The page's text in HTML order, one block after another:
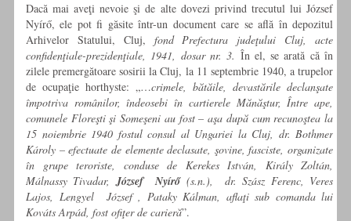
Dacă mai aveţi nevoie şi de alte dovezi privind trecutul lui József
Nyírő, ele pot fi găsite într-un document care se află în depozitul
Arhivelor Statului, Cluj, fond Prefectura judeţului Cluj, acte
confidenţiale-prezidenţiale, 1941, dosar nr. 3. În el, se arată că în
zilele premergătoare sosirii la Cluj, la 11 septembrie 1940, a trupelor
de ocupaţie horthyste: „…crimele, bătăile, devastările declanşate
împotriva românilor, îndeosebi în cartierele Mănăştur, Între ape,
comunele Floreşti şi Someşeni au fost – aşa după cum recunoştea la
15 noiembrie 1940 fostul consul al Ungariei la Cluj, dr. Bothmer
Károly – efectuate de elemente declasate, şovine, fasciste, organizate
în grupe teroriste, conduse de Kerekes István, Király Zoltán,
Málnassy Tivadar,József Nyírő (s.n.), dr. Szász Ferenc, Veres
Lajos, Lengyel József , Pataky Kálman, aflaţi sub comanda lui
Kováts Arpád, fost ofiţer de carieră”.